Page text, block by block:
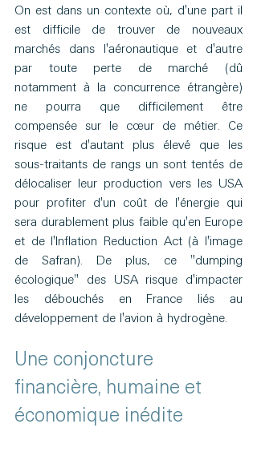
On est dans un contexte où, d'une part il
est difficile de trouver de nouveaux
marchés dans l'aéronautique et d'autre
par toute perte de marché (dû
notamment à la concurrence étrangère)
ne pourra que difficilement être
compensée sur le cœur de métier. Ce
risque est d'autant plus élevé que les
sous-traitants de rangs un sont tentés de
délocaliser leur production vers les USA
pour profiter d'un coût de l'énergie qui
sera durablement plus faible qu'en Europe
et de l'Inflation Reduction Act (à l'image
de Safran). De plus, ce "dumping
écologique" des USA risque d'impacter
les débouchés en France liés au
développement de l'avion à hydrogène.
Une conjoncture
financière, humaine et
économique inédite